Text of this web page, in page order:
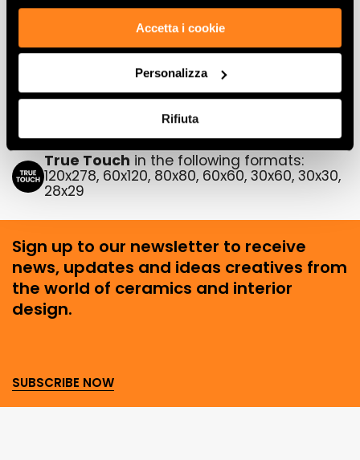
Accetta i cookie
Personalizza
Rifiuta
30x30 MOSAICO
28x29
True Touch in the following formats:
120x278, 60x120, 80x80, 60x60, 30x60, 30x30,
28x29
Sign up to our newsletter to receive
news, updates and ideas creatives from
the world of ceramics and interior
design.
SUBSCRIBE NOW